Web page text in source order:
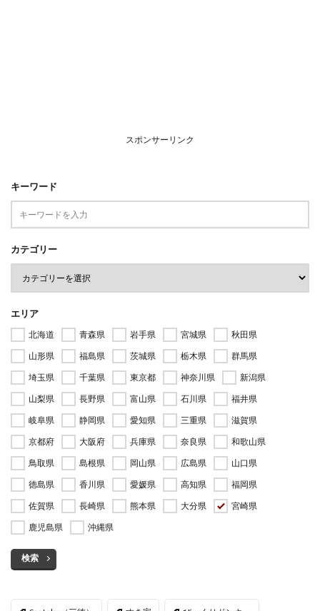
スポンサーリンク
キーワード
カテゴリー
エリア
北海道 青森県 岩手県 宮城県
秋田県
山形県
福島県 茨城県 栃木県
群馬県
埼玉県
千葉県 東京都 神奈川県
新潟県
山梨県
長野県 富山県 石川県
福井県
岐阜県
静岡県 愛知県 三重県
滋賀県
京都府
大阪府 兵庫県 奈良県
和歌山県
鳥取県
島根県 岡山県 広島県
山口県
徳島県
香川県 愛媛県 高知県
福岡県
佐賀県
長崎県 熊本県 大分県
宮崎県
鹿児島県
沖縄県
検索